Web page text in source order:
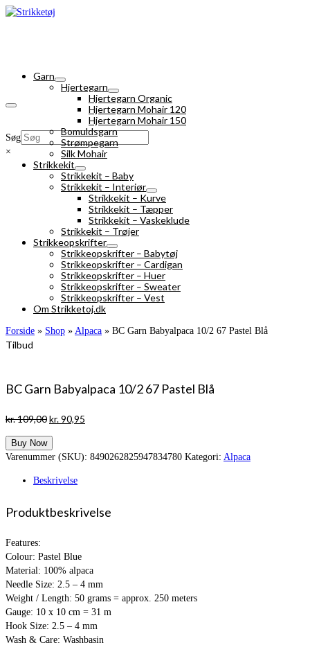
Søg
×
Garn
Hjertegarn
Hjertegarn Organic
Hjertegarn Mohair 120
Hjertegarn Mohair 150
Bomuldsgarn
Strømpegarn
Silk Mohair
Strikkekit
Strikkekit – Baby
Strikkekit – Interiør
Strikkekit – Kurve
Strikkekit – Tæpper
Strikkekit – Vaskeklude
Strikkekit – Trøjer
Strikkeopskrifter
Strikkeopskrifter – Babytøj
Strikkeopskrifter – Cardigan
Strikkeopskrifter – Huer
Strikkeopskrifter – Sweater
Strikkeopskrifter – Vest
Om Strikketoj.dk
Forside » Shop » Alpaca » BC Garn Babyalpaca 10/2 67 Pastel Blå
Tilbud
BC Garn Babyalpaca 10/2 67 Pastel Blå
kr.109,00Den
pris
var:
kr.90,95
er:
Buy Now
Varenummer (SKU): 8490262825947834780 Kategori: Alpaca
Beskrivelse
Produktbeskrivelse
Features:
Colour: Pastel Blue
Material: 100% alpaca
Needle Size: 2.5 – 4 mm
Weight / Length: 50 grams = approx. 250 meters
Gauge: 10 x 10 cm = 31 m
Hook Size: 2.5 – 4 mm
Wash & Care: Washbasin